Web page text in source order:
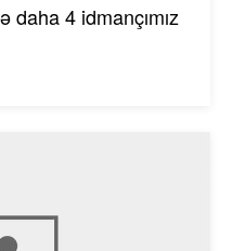
daha 4 idmançımız